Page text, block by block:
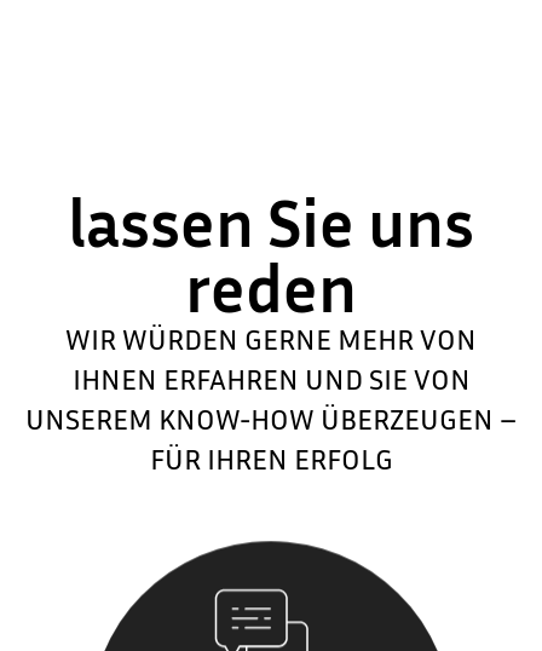
lassen Sie uns
reden
WIR WÜRDEN GERNE MEHR VON
IHNEN ERFAHREN UND SIE VON
UNSEREM KNOW-HOW ÜBERZEUGEN –
FÜR IHREN ERFOLG